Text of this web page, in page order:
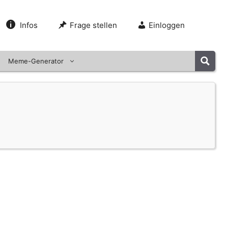
Infos Frage stellen Einloggen
Meme-Generator